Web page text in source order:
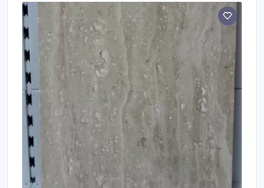
медицинских учреждениях и производственных
объектах.